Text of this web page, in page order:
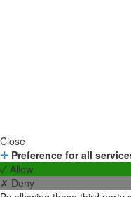
Close
✛ Preference for all
✓ Allow
✗ Deny